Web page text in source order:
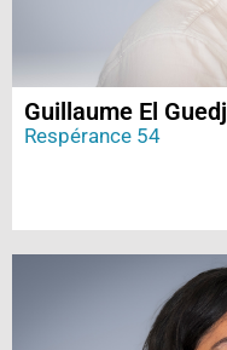
Guillaume El Guedj
Respérance 54